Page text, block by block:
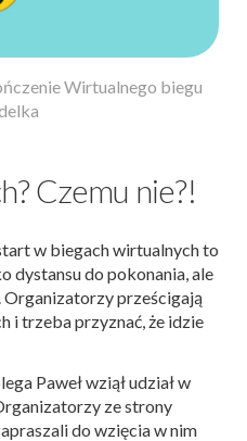
Wirtualnego biegu
Czemu nie?!
w biegach wirtualnych to
dystansu do pokonania, ale
prześcigają
i trzeba przyznać, że idzie
Paweł wziął udział w
ze strony
do wzięcia w nim